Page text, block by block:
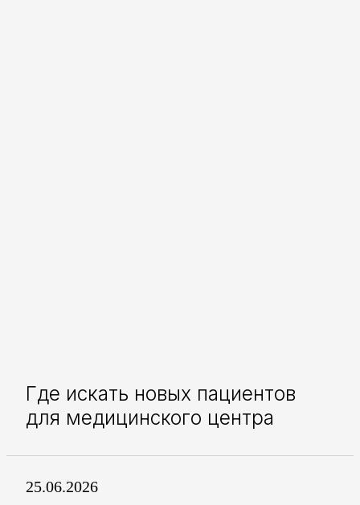
Где искать новых пациентов
для медицинского центра
25.06.2026